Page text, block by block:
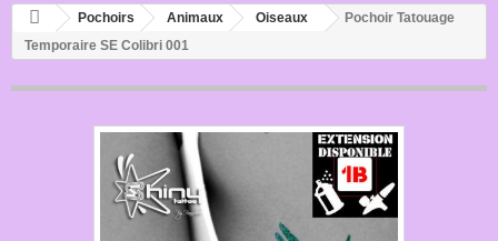
Pochoirs Animaux Oiseaux
Pochoir Tatouage
Temporaire SE Colibri 001